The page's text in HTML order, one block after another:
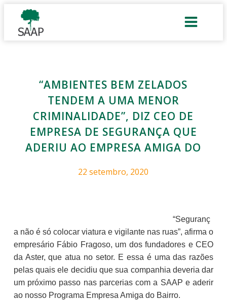
“AMBIENTES BEM ZELADOS
TENDEM A UMA MENOR
CRIMINALIDADE”, DIZ CEO DE
EMPRESA DE SEGURANÇA QUE
ADERIU AO EMPRESA AMIGA DO
22 setembro, 2020
“Seguranç
a não é só colocar viatura e vigilante nas ruas”, afirma o
empresário Fábio Fragoso, um dos fundadores e CEO
da Aster, que atua no setor. E essa é uma das razões
pelas quais ele decidiu que sua companhia deveria dar
um próximo passo nas parcerias com a SAAP e aderir
ao nosso Programa Empresa Amiga do Bairro.